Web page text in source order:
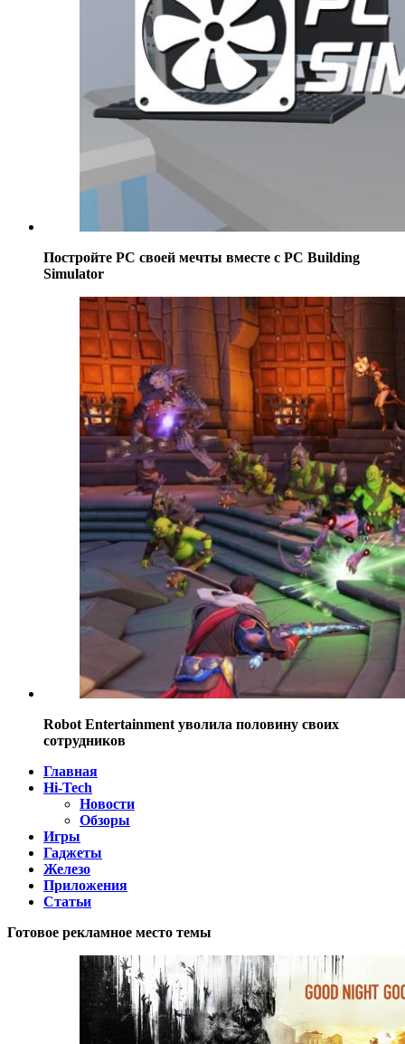
Постройте РС своей мечты вместе с PC Building
Simulator
Robot Entertainment уволила половину своих
сотрудников
Главная
Hi-Tech
Новости
Обзоры
Игры
Гаджеты
Железо
Приложения
Статьи
Готовое рекламное место темы